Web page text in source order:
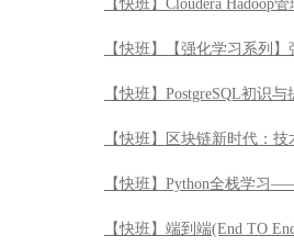
【快班】端到端(End TO
【快班】【百万年薪系列】
【快班】敏捷Agile快速入门
【快班】安全渗透测试工具
【快班】Python全栈学习
【快班】系统运维之基础服